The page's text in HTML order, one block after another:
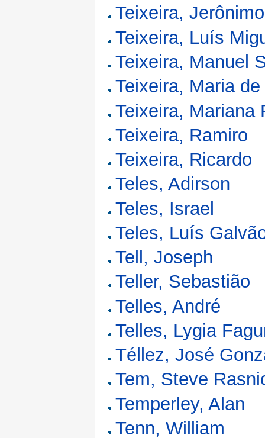
Teixeira, Jerônimo
Teixeira, Luís
Teixeira, Manuel
Teixeira, Maria
Teixeira, Mariana
Teixeira, Ramiro
Teixeira, Ricardo
Teles, Adirson
Teles, Israel
Teles, Luís
Tell, Joseph
Teller, Sebastião
Telles, André
Telles, Lygia
Téllez, José
Tem, Steve
Temperley, Alan
Tenn, William